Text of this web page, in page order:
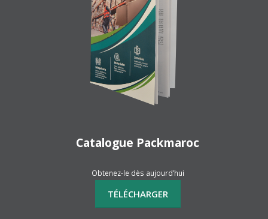
Catalogue Packmaroc
Obtenez-le dès aujourd’hui